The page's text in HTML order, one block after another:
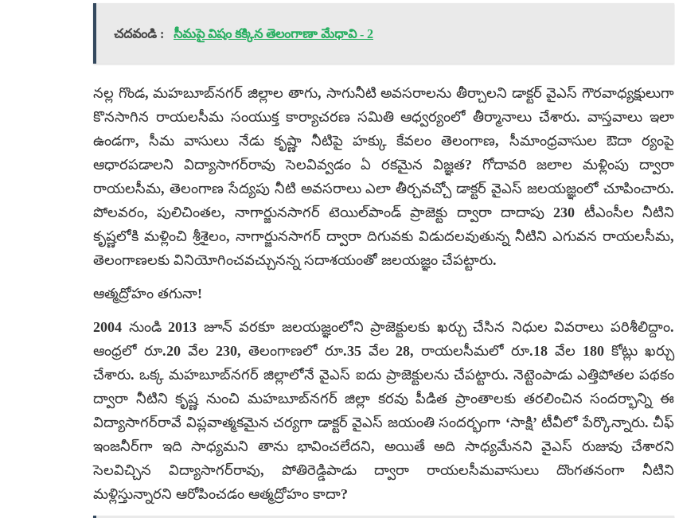
చదవండి : సీమపై విషం కక్కిన తెలంగాణా మేధావి - 2
నల్ల గొండ, మహబూబ్‌నగర్ జిల్లాల తాగు, సాగునీటి అవసరాలను తీర్చాలని డాక్టర్ వైఎస్ గౌరవాధ్యక్షులుగా
కొనసాగిన రాయలసీమ సంయుక్త కార్యాచరణ సమితి ఆధ్వర్యంలో తీర్మానాలు చేశారు. వాస్తవాలు ఇలా
ఉండగా, సీమ వాసులు నేడు కృష్ణా నీటిపై హక్కు కేవలం తెలంగాణ, సీమాంధ్రవాసుల ఔదా ర్యంపై
ఆధారపడాలని విద్యాసాగర్‌రావు సెలవివ్వడం ఏ రకమైన విజ్ఞత? గోదావరి జలాల మళ్లింపు ద్వారా
రాయలసీమ, తెలంగాణ సేద్యపు నీటి అవసరాలు ఎలా తీర్చవచ్చో డాక్టర్ వైఎస్ జలయజ్ఞంలో చూపించారు.
పోలవరం, పులిచింతల, నాగార్జునసాగర్ టెయిల్‌పాండ్ ప్రాజెక్టు ద్వారా దాదాపు 230 టీఎంసీల నీటిని
కృష్ణలోకి మళ్లించి శ్రీశైలం, నాగార్జునసాగర్ ద్వారా దిగువకు విడుదలవుతున్న నీటిని ఎగువన రాయలసీమ,
తెలంగాణలకు వినియోగించవచ్చునన్న సదాశయంతో జలయజ్ఞం చేపట్టారు.
ఆత్మద్రోహం తగునా!
2004 నుండి 2013 జూన్ వరకూ జలయజ్ఞంలోని ప్రాజెక్టులకు ఖర్చు చేసిన నిధుల వివరాలు పరిశీలిద్దాం.
ఆంధ్రలో రూ.20 వేల 230, తెలంగాణలో రూ.35 వేల 28, రాయలసీమలో రూ.18 వేల 180 కోట్లు ఖర్చు
చేశారు. ఒక్క మహబూబ్‌నగర్ జిల్లాలోనే వైఎస్ ఐదు ప్రాజెక్టులను చేపట్టారు. నెట్టెంపాడు ఎత్తిపోతల పథకం
ద్వారా నీటిని కృష్ణ నుంచి మహబూబ్‌నగర్ జిల్లా కరవు పీడిత ప్రాంతాలకు తరలించిన సందర్భాన్ని ఈ
విద్యాసాగర్‌రావే విప్లవాత్మకమైన చర్యగా డాక్టర్ వైఎస్ జయంతి సందర్భంగా ‘సాక్షి’ టీవీలో పేర్కొన్నారు. చీఫ్
ఇంజనీర్‌గా ఇది సాధ్యమని తాను భావించలేదని, అయితే అది సాధ్యమేనని వైఎస్ రుజువు చేశారని
సెలవిచ్చిన విద్యాసాగర్‌రావు, పోతిరెడ్డిపాడు ద్వారా రాయలసీమవాసులు దొంగతనంగా నీటిని
మళ్లిస్తున్నారని ఆరోపించడం ఆత్మద్రోహం కాదా?